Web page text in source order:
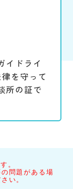
イドライ
を守って
所の証で